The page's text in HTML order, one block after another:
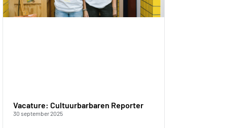
Vacature: Cultuurbarbaren Reporter
30 september 2025